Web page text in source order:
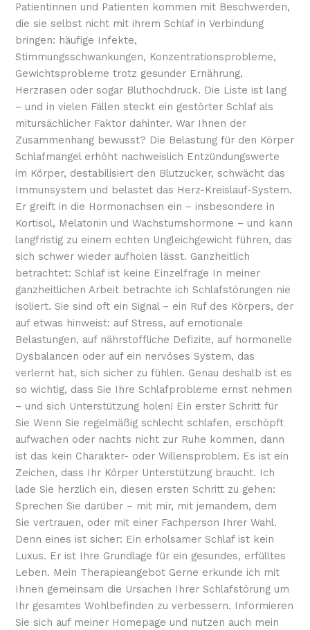
Patientinnen und Patienten kommen mit Beschwerden,
die sie selbst nicht mit ihrem Schlaf in Verbindung
bringen: häufige Infekte,
Stimmungsschwankungen, Konzentrationsprobleme,
Gewichtsprobleme trotz gesunder Ernährung,
Herzrasen oder sogar Bluthochdruck. Die Liste ist lang
– und in vielen Fällen steckt ein gestörter Schlaf als
mitursächlicher Faktor dahinter. War Ihnen der
Zusammenhang bewusst? Die Belastung für den Körper
Schlafmangel erhöht nachweislich Entzündungswerte
im Körper, destabilisiert den Blutzucker, schwächt das
Immunsystem und belastet das Herz-Kreislauf-System.
Er greift in die Hormonachsen ein – insbesondere in
Kortisol, Melatonin und Wachstumshormone – und kann
langfristig zu einem echten Ungleichgewicht führen, das
sich schwer wieder aufholen lässt. Ganzheitlich
betrachtet: Schlaf ist keine Einzelfrage In meiner
ganzheitlichen Arbeit betrachte ich Schlafstörungen nie
isoliert. Sie sind oft ein Signal – ein Ruf des Körpers, der
auf etwas hinweist: auf Stress, auf emotionale
Belastungen, auf nährstoffliche Defizite, auf hormonelle
Dysbalancen oder auf ein nervöses System, das
verlernt hat, sich sicher zu fühlen. Genau deshalb ist es
so wichtig, dass Sie Ihre Schlafprobleme ernst nehmen
– und sich Unterstützung holen! Ein erster Schritt für
Sie Wenn Sie regelmäßig schlecht schlafen, erschöpft
aufwachen oder nachts nicht zur Ruhe kommen, dann
ist das kein Charakter- oder Willensproblem. Es ist ein
Zeichen, dass Ihr Körper Unterstützung braucht. Ich
lade Sie herzlich ein, diesen ersten Schritt zu gehen:
Sprechen Sie darüber – mit mir, mit jemandem, dem
Sie vertrauen, oder mit einer Fachperson Ihrer Wahl.
Denn eines ist sicher: Ein erholsamer Schlaf ist kein
Luxus. Er ist Ihre Grundlage für ein gesundes, erfülltes
Leben. Mein Therapieangebot Gerne erkunde ich mit
Ihnen gemeinsam die Ursachen Ihrer Schlafstörung um
Ihr gesamtes Wohlbefinden zu verbessern. Informieren
Sie sich auf meiner Homepage und nutzen auch mein